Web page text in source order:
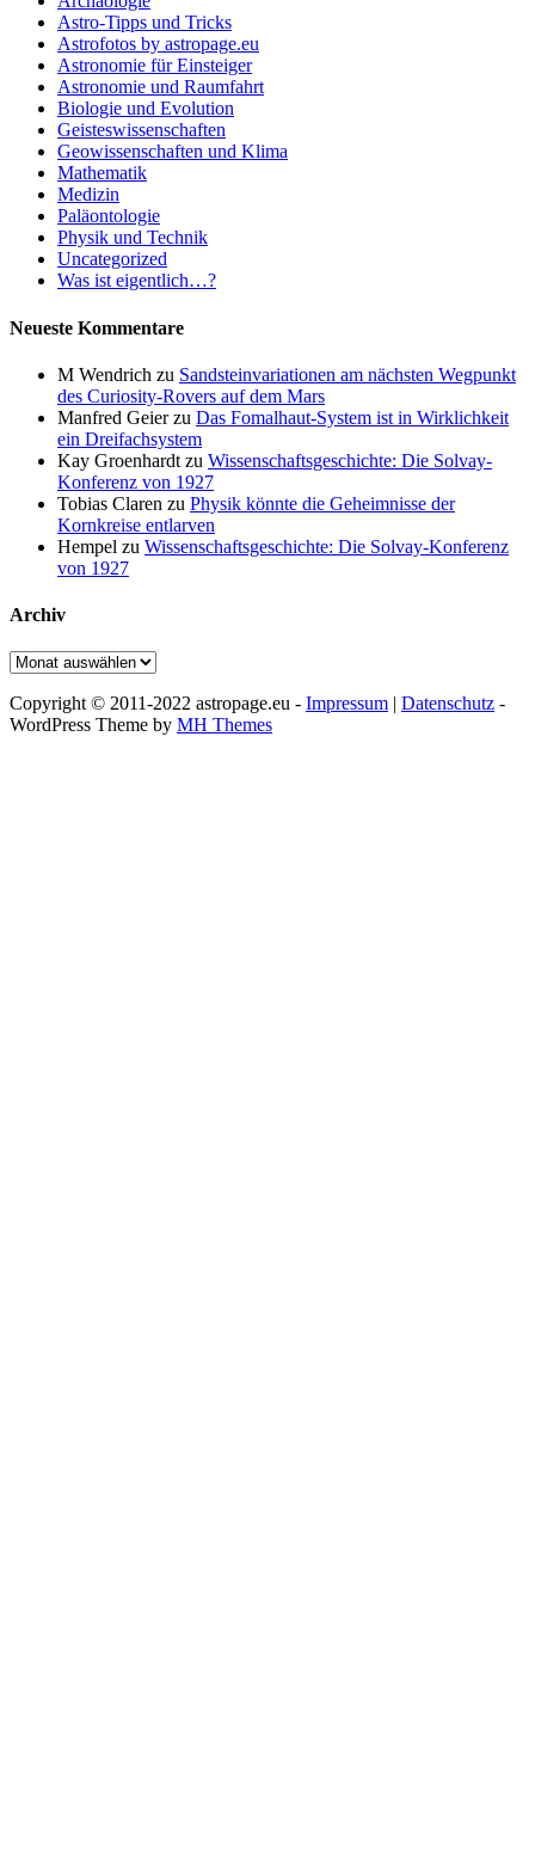
Astro-Tipps und Tricks
Astrofotos by astropage.eu
Astronomie für Einsteiger
Astronomie und Raumfahrt
Biologie und Evolution
Geisteswissenschaften
Geowissenschaften und Klima
Mathematik
Medizin
Paläontologie
Physik und Technik
Uncategorized
Was ist eigentlich…?
Neueste Kommentare
M Wendrich zu Sandsteinvariationen am nächsten Wegpunkt
des Curiosity-Rovers auf dem Mars
Manfred Geierzu Das Fomalhaut-System ist in Wirklichkeit
ein Dreifachsystem
Kay Groenhardt zu Wissenschaftsgeschichte: Die Solvay-
Konferenz von 1927
Tobias Claren zu Physik könnte die Geheimnisse der
Kornkreise entlarven
Hempel zu Wissenschaftsgeschichte: Die Solvay-Konferenz
von 1927
Archiv
Archiv
Copyright © 2011-2022 astropage.eu - Impressum | Datenschutz -
WordPress Theme by MH Themes